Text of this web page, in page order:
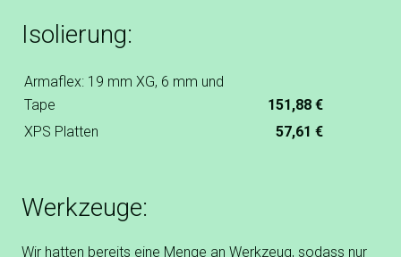
Isolierung:
Armaflex: 19 mm XG, 6 mm und
Tape
151,88 €
XPS Platten
57,61 €
Werkzeuge:
Wir hatten bereits eine Menge an Werkzeug, sodass nur